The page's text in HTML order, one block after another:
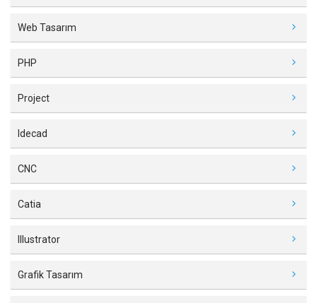
Web Tasarım
PHP
Project
Idecad
CNC
Catia
Illustrator
Grafik Tasarım